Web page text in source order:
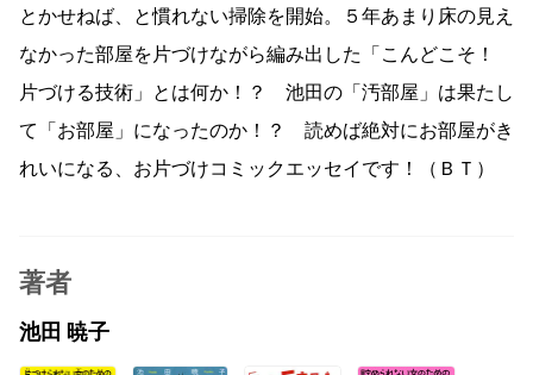
とかせねば、と慣れない掃除を開始。５年あまり床の見え
なかった部屋を片づけながら編み出した「こんどこそ！
片づける技術」とは何か！？ 池田の「汚部屋」は果たし
て「お部屋」になったのか！？ 読めば絶対にお部屋がき
れいになる、お片づけコミックエッセイです！（ＢＴ）
著者
池田 暁子